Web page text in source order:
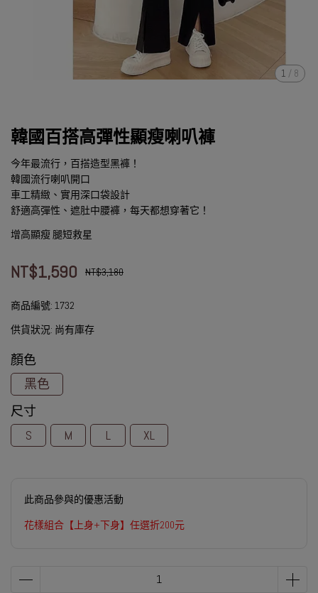
1 / 8
韓國百搭高彈性顯瘦喇叭褲
今年最流行，百搭造型黑褲！
韓國流行喇叭開口
車工精緻、實用深口袋設計
舒適高彈性、遮肚中腰褲，每天都想穿著它！
增高顯瘦 腿短救星
NT$1,590 NT$3,180
商品編號: 1732
供貨狀況: 尚有庫存
顏色
黑色
尺寸
S
M L XL
此商品參與的優惠活動
花樣組合【上身+下身】任選折200元